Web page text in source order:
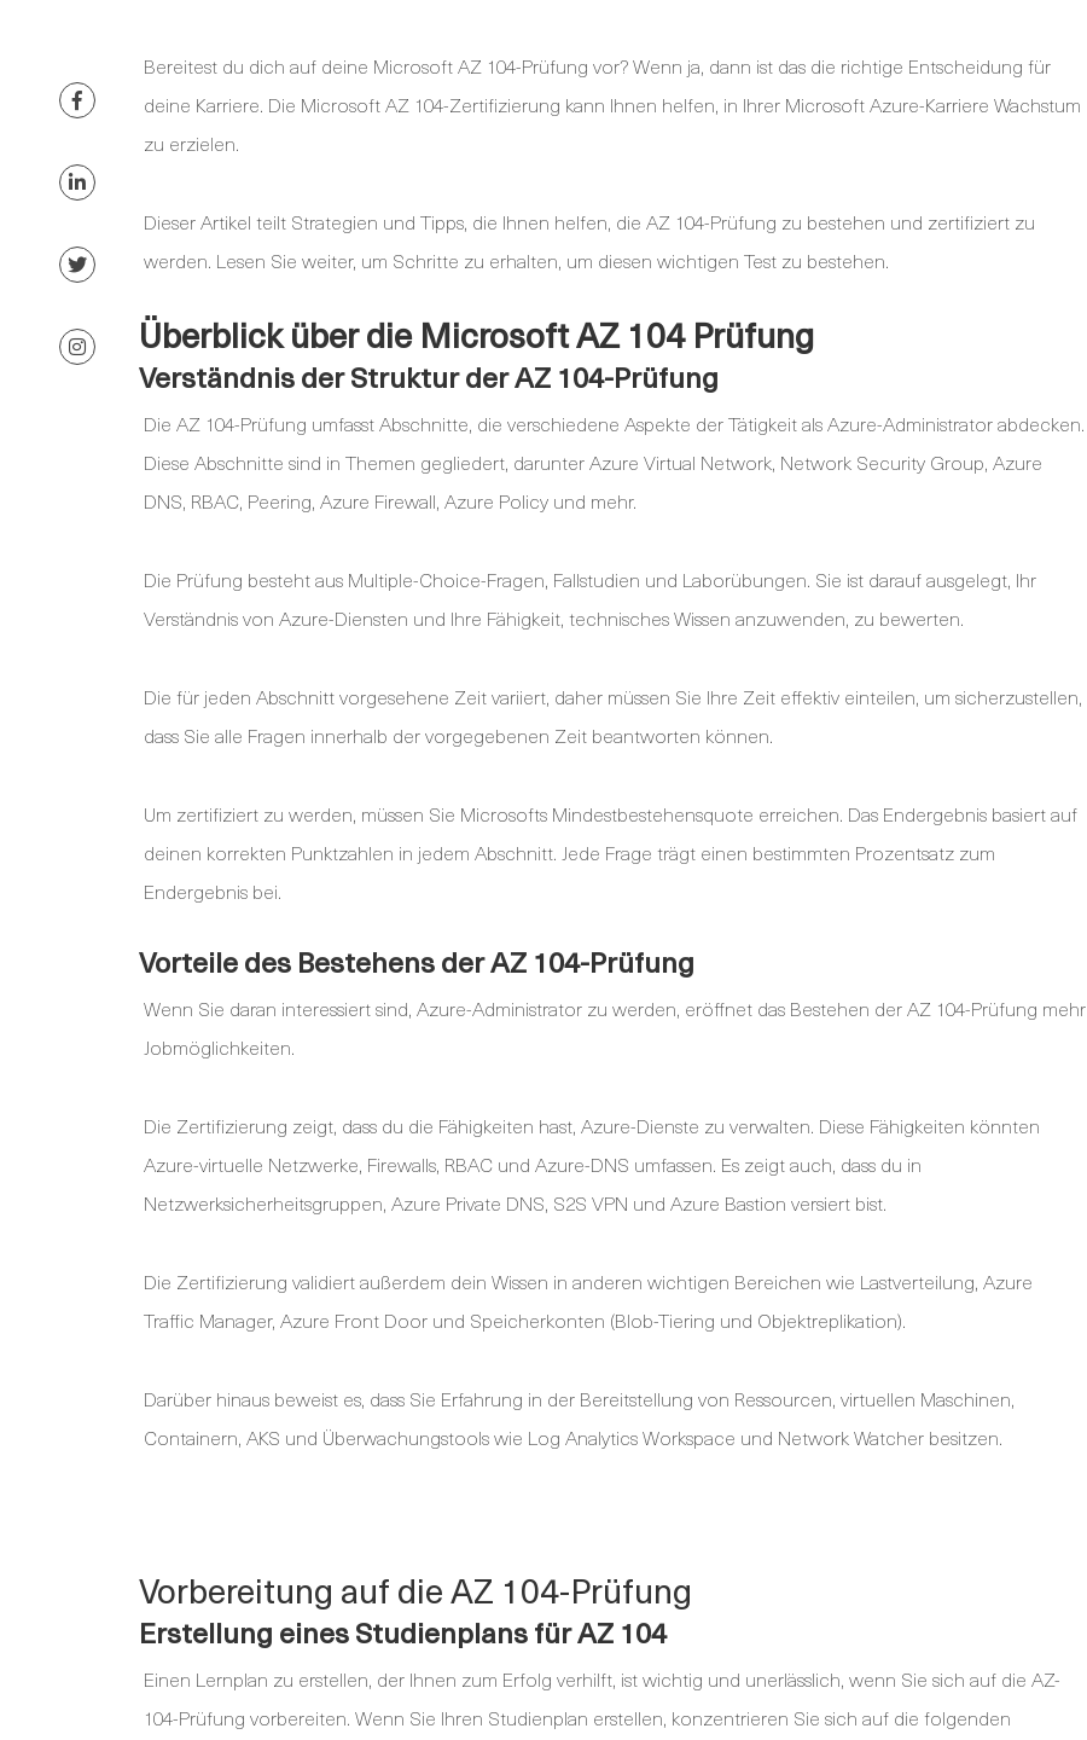
Bereitest du dich auf deine Microsoft AZ 104-Prüfung vor? Wenn ja, dann ist das die richtige Entscheidung für
deine Karriere. Die Microsoft AZ 104-Zertifizierung kann Ihnen helfen, in Ihrer Microsoft Azure-Karriere Wachstum
zu erzielen.
Dieser Artikel teilt Strategien und Tipps, die Ihnen helfen, die AZ 104-Prüfung zu bestehen und zertifiziert zu
werden. Lesen Sie weiter, um Schritte zu erhalten, um diesen wichtigen Test zu bestehen.
Überblick über die Microsoft AZ 104 Prüfung
Verständnis der Struktur der AZ 104-Prüfung
Die AZ 104-Prüfung umfasst Abschnitte, die verschiedene Aspekte der Tätigkeit als Azure-Administrator abdecken.
Diese Abschnitte sind in Themen gegliedert, darunter Azure Virtual Network, Network Security Group, Azure
DNS, RBAC, Peering, Azure Firewall, Azure Policy und mehr.
Die Prüfung besteht aus Multiple-Choice-Fragen, Fallstudien und Laborübungen. Sie ist darauf ausgelegt, Ihr
Verständnis von Azure-Diensten und Ihre Fähigkeit, technisches Wissen anzuwenden, zu bewerten.
Die für jeden Abschnitt vorgesehene Zeit variiert, daher müssen Sie Ihre Zeit effektiv einteilen, um sicherzustellen,
dass Sie alle Fragen innerhalb der vorgegebenen Zeit beantworten können.
Um zertifiziert zu werden, müssen Sie Microsofts Mindestbestehensquote erreichen. Das Endergebnis basiert auf
deinen korrekten Punktzahlen in jedem Abschnitt. Jede Frage trägt einen bestimmten Prozentsatz zum
Endergebnis bei.
Vorteile des Bestehens der AZ 104-Prüfung
Wenn Sie daran interessiert sind, Azure-Administrator zu werden, eröffnet das Bestehen der AZ 104-Prüfung mehr
Jobmöglichkeiten.
Die Zertifizierung zeigt, dass du die Fähigkeiten hast, Azure-Dienste zu verwalten. Diese Fähigkeiten könnten
Azure-virtuelle Netzwerke, Firewalls, RBAC und Azure-DNS umfassen. Es zeigt auch, dass du in
Netzwerksicherheitsgruppen, Azure Private DNS, S2S VPN und Azure Bastion versiert bist.
Die Zertifizierung validiert außerdem dein Wissen in anderen wichtigen Bereichen wie Lastverteilung, Azure
Traffic Manager, Azure Front Door und Speicherkonten (Blob-Tiering und Objektreplikation).
Darüber hinaus beweist es, dass Sie Erfahrung in der Bereitstellung von Ressourcen, virtuellen Maschinen,
Containern, AKS und Überwachungstools wie Log Analytics Workspace und Network Watcher besitzen.
Vorbereitung auf die AZ 104-Prüfung
Erstellung eines Studienplans für AZ 104
Einen Lernplan zu erstellen, der Ihnen zum Erfolg verhilft, ist wichtig und unerlässlich, wenn Sie sich auf die AZ-
104-Prüfung vorbereiten. Wenn Sie Ihren Studienplan erstellen, konzentrieren Sie sich auf die folgenden